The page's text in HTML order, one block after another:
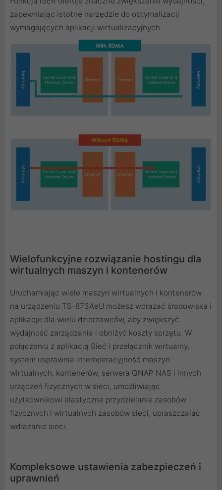
zapewniając istotne narzędzie do optymalizacji
wymagających aplikacji wirtualizacyjnych.
Wielofunkcyjne rozwiązanie hostingu dla
wirtualnych maszyn i kontenerów
Uruchamiając wiele maszyn wirtualnych i kontenerów
na urządzeniu TS-873AeU możesz wdrażać środowiska i
aplikacje dla wielu dzierżawców, aby zwiększyć
wydajność zarządzania i obniżyć koszty sprzętu. W
połączeniu z aplikacją Sieć i przełącznik wirtualny,
system usprawnia interoperacyjność maszyn
wirtualnych, kontenerów, serwera QNAP NAS i innych
urządzeń fizycznych w sieci, umożliwiając
użytkownikowi elastyczne przydzielanie zasobów
fizycznych i wirtualnych zasobów sieci, upraszczając
wdrażanie sieci.
Kompleksowe ustawienia zabezpieczeń i
uprawnień